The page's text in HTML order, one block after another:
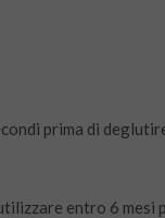
prima di
entro 6 mesi